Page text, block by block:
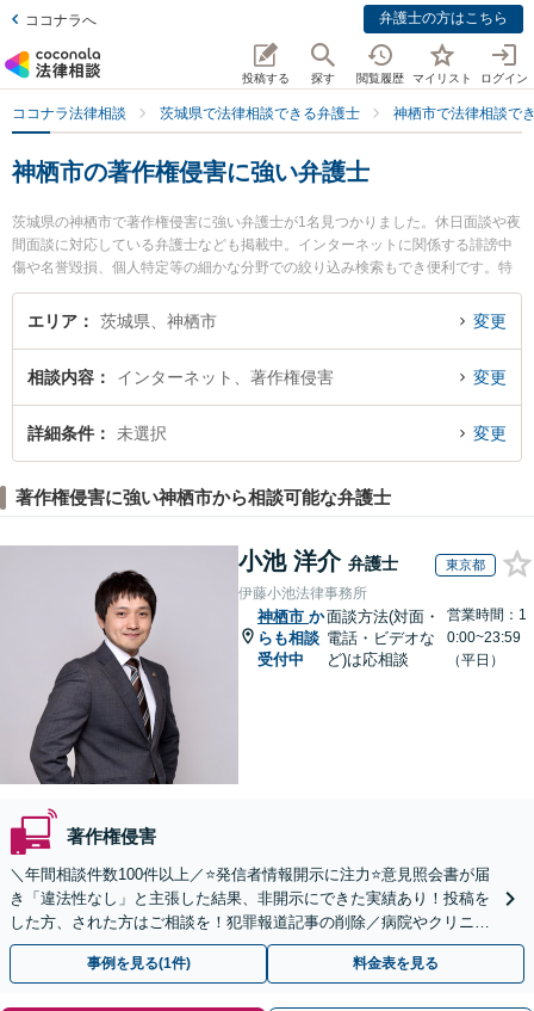
ココナラへ 弁護士の方はこちら
投稿する 探す 閲覧履歴 マイリスト ログイン
ココナラ法律相談 茨城県で法律相談できる弁護士 神栖市で法律相談で
神栖市の著作権侵害に強い弁護士
茨城県の神栖市で著作権侵害に強い弁護士が1名見つかりました。休日面談や夜
間面談に対応している弁護士なども掲載中。インターネットに関係する誹謗中
傷や名誉毀損、個人特定等の細かな分野での絞り込み検索もでき便利です。特
に神栖・鹿島セントラル法律事務所の瀧 智英弁護士のプロフィール情報や弁護
士費用、強みなどが注目されています。『神栖市で土日や夜間に発生した著作
律相談できる神栖市内の弁護士に相談予約したい』などでお困りの相談者さん
におすすめです。
エリア 茨城県、神栖市 変更
相談内容 インターネット、著作権侵害 変更
詳細条件 未選択 変更
著作権侵害に強い神栖市から相談可能な弁護士
小池 洋介 弁護士 東京都
伊藤小池法律事務所
神栖市 か
らも相談
受付中
面談方法(対面・
電話・ビデオな
ど)は応相談
営業時間：1
0:00~23:59
（平日）
著作権侵害
＼年間相談件数100件以上／⭐️発信者情報開示に注力⭐️意見照会書が届
き「違法性なし」と主張した結果、非開示にできた実績あり！投稿を
した方、された方はご相談を！犯罪報道記事の削除／病院やクリニッ
クの口コミ対策／AV出演歴の削除／トレントなど
事例を見る(1件) 料金表を見る